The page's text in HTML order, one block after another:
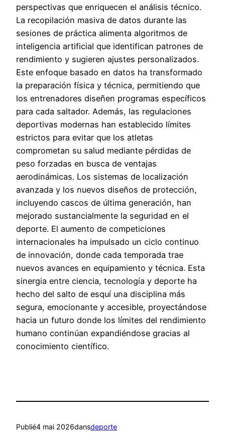
perspectivas que enriquecen el análisis técnico.
La recopilación masiva de datos durante las
sesiones de práctica alimenta algoritmos de
inteligencia artificial que identifican patrones de
rendimiento y sugieren ajustes personalizados.
Este enfoque basado en datos ha transformado
la preparación física y técnica, permitiendo que
los entrenadores diseñen programas específicos
para cada saltador. Además, las regulaciones
deportivas modernas han establecido límites
estrictos para evitar que los atletas
comprometan su salud mediante pérdidas de
peso forzadas en busca de ventajas
aerodinámicas. Los sistemas de localización
avanzada y los nuevos diseños de protección,
incluyendo cascos de última generación, han
mejorado sustancialmente la seguridad en el
deporte. El aumento de competiciones
internacionales ha impulsado un ciclo continuo
de innovación, donde cada temporada trae
nuevos avances en equipamiento y técnica. Esta
sinergia entre ciencia, tecnología y deporte ha
hecho del salto de esquí una disciplina más
segura, emocionante y accesible, proyectándose
hacia un futuro donde los límites del rendimiento
humano continúan expandiéndose gracias al
conocimiento científico.
Publié4 mai 2026dansdeporte